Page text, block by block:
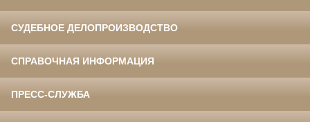
СУДЕБНОЕ ДЕЛОПРОИЗВОДСТВО
СПРАВОЧНАЯ ИНФОРМАЦИЯ
ПРЕСС-СЛУЖБА